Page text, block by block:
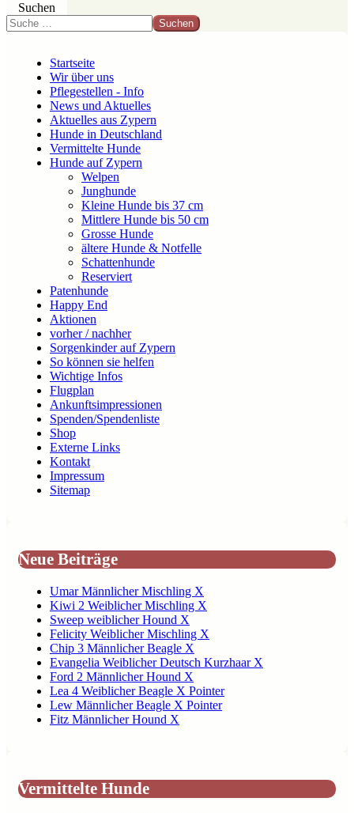
Suchen
Suchen
Startseite
Wir über uns
Pflegestellen - Info
News und Aktuelles
Aktuelles aus Zypern
Hunde in Deutschland
Vermittelte Hunde
Hunde auf Zypern
Welpen
Junghunde
Kleine Hunde bis 37 cm
Mittlere Hunde bis 50 cm
Grosse Hunde
ältere Hunde & Notfelle
Schattenhunde
Reserviert
Patenhunde
Happy End
Aktionen
vorher / nachher
Sorgenkinder auf Zypern
So können sie helfen
Wichtige Infos
Flugplan
Ankunftsimpressionen
Spenden/Spendenliste
Shop
Externe Links
Kontakt
Impressum
Sitemap
Neue Beiträge
Umar Männlicher Mischling X
Kiwi 2 Weiblicher Mischling X
Sweep weiblicher Hound X
Felicity Weiblicher Mischling X
Chip 3 Männlicher Beagle X
Evangelia Weiblicher Deutsch Kurzhaar X
Ford 2 Männlicher Hound X
Lea 4 Weiblicher Beagle X Pointer
Lew Männlicher Beagle X Pointer
Fitz Männlicher Hound X
Vermittelte Hunde